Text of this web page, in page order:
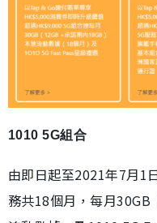
1010 5G組合
由即日起至2021年7月1
務共18個月，每月